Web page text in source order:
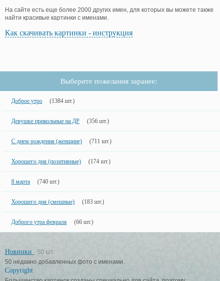
На сайте есть еще более 2000 других имен, для которых вы можете также
найти красивые картинки с именами.
Как скачивать картинки - инструкция
Выберите пожелания заранее:
Доброе утро (1384 шт.)
Девушке прикольные на ДР (356 шт.)
С днем рождения (женщине) (711 шт.)
Хорошего дня (позитивные) (174 шт.)
8 марта (740 шт.)
Хорошего дня (смешные) (183 шт.)
Доброго утра февраля (66 шт.)
Новинки
50 шт.
50 недавно добавленных фото с именами.
Copyright